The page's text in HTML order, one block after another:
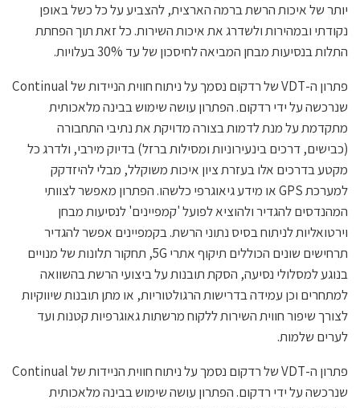
יותר של איכות הרשת ברמה הארצית, להצביע על כל כשל באופן
נקודתי ובמהירות ולשדרג את איכות השירות. כל זאת תוך הפחתת
התלות בנסיעות מבחן המביאה לחיסכון של עד 30% בעלויות.
פתרון ה-VDT של רדקום נסמך על ניתוח חווית הניידות של Continual
שנרכשה על ידי רדקום. הפתרון עושה שימוש בבינה מלאכותית
מתקדמת על מנת לדמות בצורה מדויקת את נתיבי התחבורה
(כבישים, דרכים בינעירוניות ומסילות ברזל) בדיוק מירבי, ולדרג כל
מקטע בדרכים אלו בעזרת ציון איכות משוקלל, מבלי להיזדקק
למערכת GPS או מידע גיאוגרפי כלשהו. הפתרון מאפשר לצוותי
המהנדסים להגדיר ולהוציא לפועל 'קמפיינים' לנסיעות מבחן
וירטואליות לניתוח בסיס נתוני הרשת. בקמפיינים אפשר להגדיר
תרחישים שונים הכוללים תיקוף אתרי 5G, תחקור תלונות של מנויים
בנוגע למסלולי נסיעה, הסקת תובנות על ביצועי הרשת בהשוואה
למתחרים וכן עמידה בדרישות הרגולטוריות, או מתן תובנות שיווקיות
לצורך שיפור חווית השירות ללקוח מרשתות גאוגרפיות קטנות ועד
לערים שלמות.
פתרון ה-VDT של רדקום נסמך על ניתוח חווית הניידות של Continual
שנרכשה על ידי רדקום. הפתרון עושה שימוש בבינה מלאכותית